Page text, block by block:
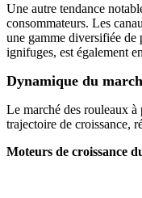
Une autre tendance
consommateurs. Les
une gamme diversifiée de
ignifuges, est également
Dynamique du
Le marché des rouleaux à
trajectoire de croissance,
Moteurs de croissance